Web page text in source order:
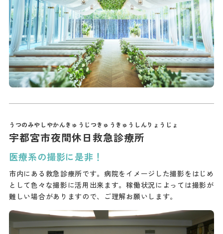
宇都宮市夜間休日救急診療所
医療系の撮影に是非！
市内にある救急診療所です。病院をイメージした撮影をはじめ
として色々な撮影に活用出来ます。稼働状況によっては撮影が
難しい場合がありますので、ご理解お願いします。